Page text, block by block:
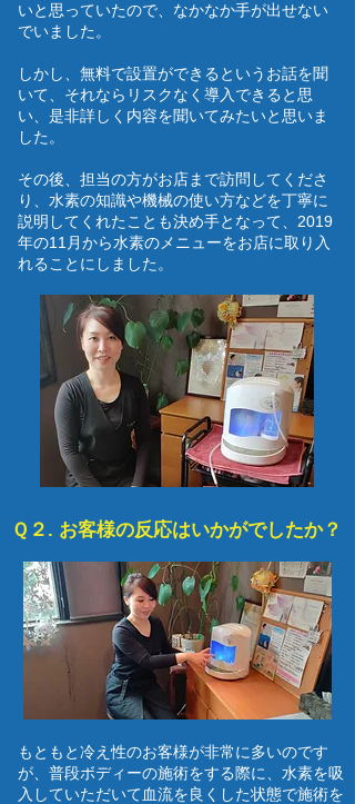
いと思っていたので、なかなか手が出せない
でいました。
しかし、無料で設置ができるというお話を聞
いて、それならリスクなく導入できると思
い、是非詳しく内容を聞いてみたいと思いま
した。
その後、担当の方がお店まで訪問してくださ
り、水素の知識や機械の使い方などを丁寧に
説明してくれたことも決め手となって、2019
年の11月から水素のメニューをお店に取り入
れることにしました。
Ｑ２. お客様の反応はいかがでしたか？
もともと冷え性のお客様が非常に多いのです
が、​普段ボディーの施術をする際に、水素を吸
入していただいて血流を良くした状態で施術を